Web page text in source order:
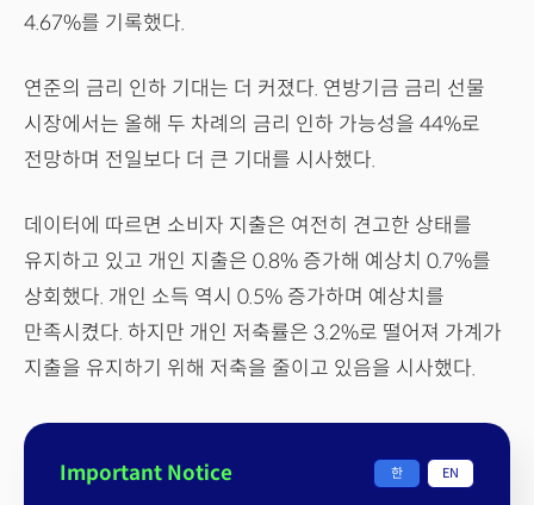
4.67%를 기록했다.
연준의 금리 인하 기대는 더 커졌다. 연방기금 금리 선물
시장에서는 올해 두 차례의 금리 인하 가능성을 44%로
전망하며 전일보다 더 큰 기대를 시사했다.
데이터에 따르면 소비자 지출은 여전히 견고한 상태를
유지하고 있고 개인 지출은 0.8% 증가해 예상치 0.7%를
상회했다. 개인 소득 역시 0.5% 증가하며 예상치를
만족시켰다. 하지만 개인 저축률은 3.2%로 떨어져 가계가
지출을 유지하기 위해 저축을 줄이고 있음을 시사했다.
Important Notice 한 EN